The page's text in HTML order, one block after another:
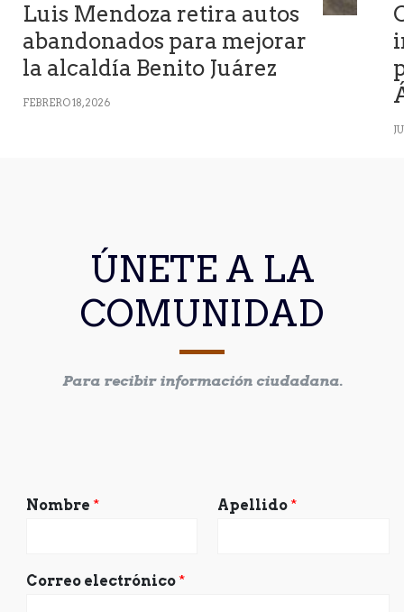
Luis Mendoza retira autos
abandonados para mejorar
la alcaldía Benito Juárez
FEBRERO 18, 2026
ÚNETE A LA
COMUNIDAD
Para recibir información ciudadana.
Nombre * Apellido *
Correo electrónico *